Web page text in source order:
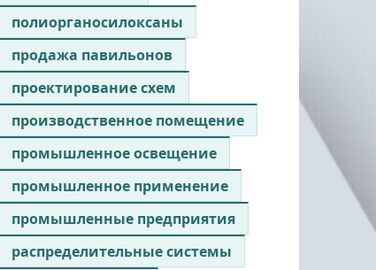
полиорганосилоксаны
продажа павильонов
проектирование схем
производственное помещение
промышленное освещение
промышленное применение
промышленные предприятия
распределительные системы